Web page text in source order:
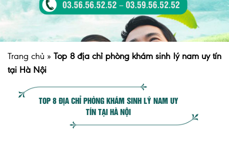
Trang chủ »Top 8 địa chỉ phòng khám sinh lý nam uy tín
tại Hà Nội
TOP 8 ĐỊA CHỈ PHÒNG KHÁM SINH LÝ NAM UY
TÍN TẠI HÀ NỘI